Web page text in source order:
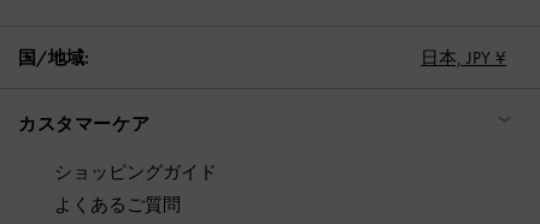
国/地域: 日本, JPY ¥
カスタマーケア
ショッピングガイド
よくあるご質問